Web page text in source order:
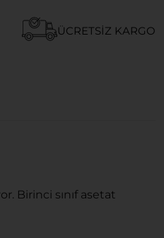
ÜCRETSIZ KARGO
Birinci sınıf asetat